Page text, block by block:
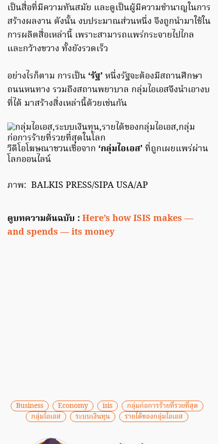
เป็นสื่อที่มีความทันสมัย และดูเป็นผู้มีความชำนาญในการ
สร้างผลงาน ดังนั้น งบประมาณส่วนหนึ่ง จึงถูกนำมาใช้ใน
การผลิตสื่อเหล่านี้ เพราะสามารถแพร่กระจายไปไกล
และกว้างขวาง ทั้งยังรวดเร็ว
อย่างไรก็ตาม การเป็น ‘รัฐ’ หนึ่งรัฐจะต้องมีสถานศึกษา
ถนนหนทาง รวมถึงสถานพยาบาล กลุ่มไอเอสจึงนำเอางบ
ที่ได้ มาสร้างสิ่งเหล่านี้ด้วยเช่นกัน
วีดีโอโฆษณาชวนเชื่อจาก ‘กลุ่มไอเอส’ ที่ถูกเผยแพร่ผ่าน
โลกออนไลน์
ภาพ: BALKIS PRESS/SIPA USA/AP
ดูบทความต้นฉบับ :Here’s how ISIS makes —
and spends — its money
Business Economy isis
กลุ่มก่อการร้ายที่รวยที่สุด
กลุ่มไอเอส
ระบบเงินทุน รายได้ของกลุ่มไอเอส